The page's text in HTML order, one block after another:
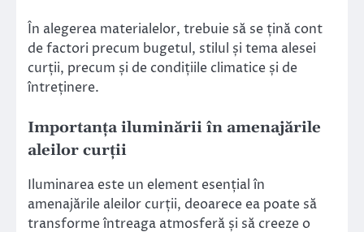
În alegerea materialelor, trebuie să se țină cont
de factori precum bugetul, stilul și tema alesei
curții, precum și de condițiile climatice și de
întreținere.
Importanța iluminării în amenajările
aleilor curții
Iluminarea este un element esențial în
amenajările aleilor curții, deoarece ea poate să
transforme întreaga atmosferă și să creeze o